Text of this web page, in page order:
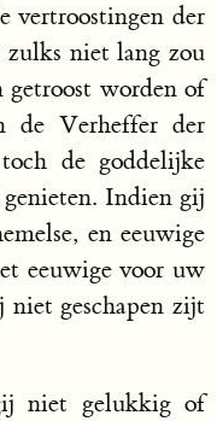
vertroostingen der
zulks niet lang zou
worden of
de Verheffer der
de goddelijke
Indien gij
en eeuwige
eeuwige voor uw
geschapen zijt
niet gelukkig of